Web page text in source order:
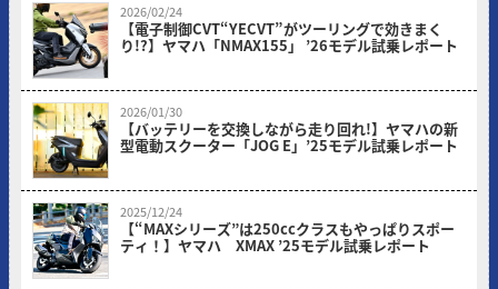
2026/02/24
【電子制御CVT“YECVT”がツーリングで効きまく
り!?】ヤマハ「NMAX155」 ’26モデル試乗レポート
2026/01/30
【バッテリーを交換しながら走り回れ!】ヤマハの新
型電動スクーター「JOG E」’25モデル試乗レポート
2025/12/24
【“MAXシリーズ”は250ccクラスもやっぱりスポー
ティ！】ヤマハ XMAX ’25モデル試乗レポート